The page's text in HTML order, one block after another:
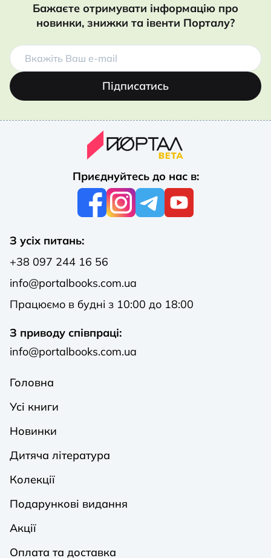
Бажаєте отримувати інформацію про
новинки, знижки та івенти Порталу?
Підписатись
Приєднуйтесь до нас в:
З усіх питань:
+38 097 244 16 56
info@portalbooks.com.ua
Працюємо в будні з 10:00 до 18:00
З приводу співпраці:
info@portalbooks.com.ua
Головна
Усі книги
Новинки
Дитяча література
Колекції
Подарункові видання
Акції
Оплата та доставка